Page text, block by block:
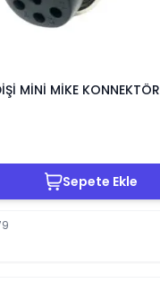
MİNİ MİKE KONNEKTÖR
Sepete Ekle